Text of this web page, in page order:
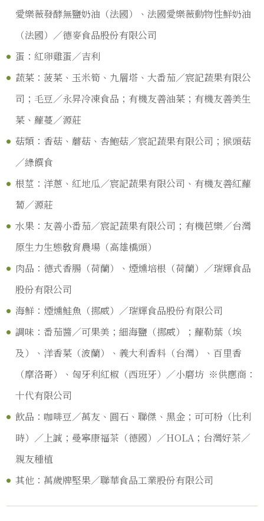
愛樂薇發酵無鹽奶油（法國）、法國愛樂薇動物性鮮奶油
（法國）／德麥食品股份有限公司
蛋：紅卵雞蛋／吉利
蔬菜：菠菜、玉米筍、九層塔、大番茄／宸記蔬果有限公
司；毛豆／永昇冷凍食品；有機友善油菜；有機友善美生
菜、蘿蔓／源莊
菇類：香菇、蘑菇、杏鮑菇／宸記蔬果有限公司；猴頭菇
／綠饌食
根莖：洋蔥、紅地瓜／宸記蔬果有限公司、有機友善紅蘿
蔔／源莊
水果：友善小番茄／宸記蔬果有限公司；有機芭樂／台灣
原生力生態敎育農場（高雄橋頭）
肉品：德式香腸（荷蘭）、煙燻培根（荷蘭）／瑞輝食品
股份有限公司
海鮮：煙燻鮭魚（挪威）／瑞輝食品股份有限公司
調味：番茄醬／可果美；細海鹽（挪威）；蘿勒葉（埃
及）、洋香菜（波蘭）、義大利香料（台灣）、百里香
（摩洛哥）、匈牙利紅椒（西班牙）／小磨坊 ※供應商：
十代有限公司
飲品：咖啡豆／萬友、圓石、聯傑、黑金；可可粉（比利
時）／上誠；曼寧康福茶（德國）／HOLA；台灣好茶／
親友種植
其他：萬歲牌堅果／聯華食品工業股份有限公司